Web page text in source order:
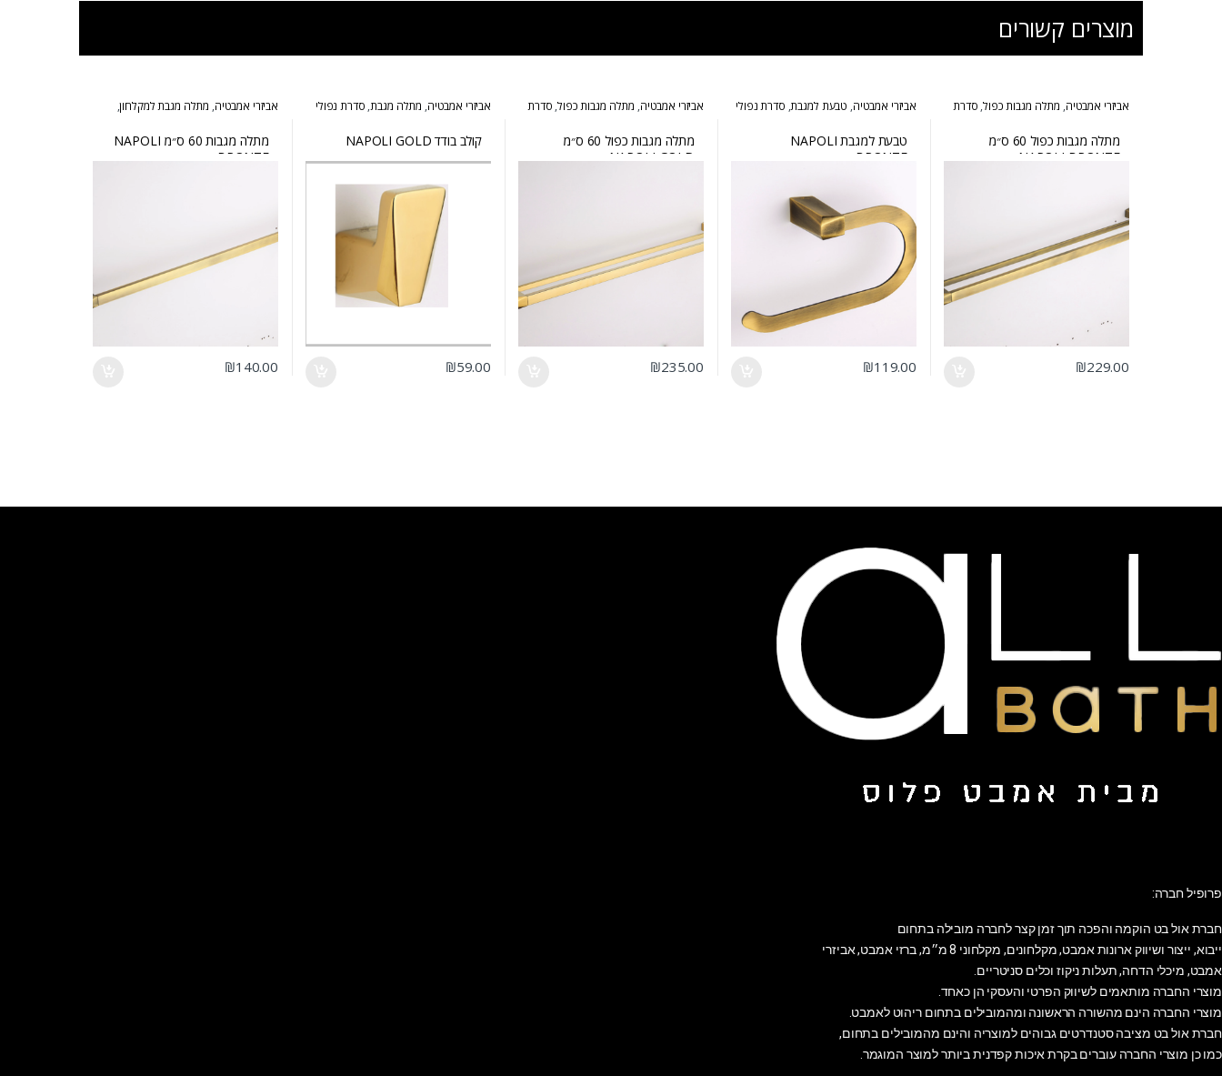
מוצרים קשורים
אביזרי אמבטיה, מתלה מגבות כפול, סדרת
מתלה מגבות כפול 60 ס״מ
NAPOLI BRONZE
₪229.00
אביזרי אמבטיה, טבעת למגבת, סדרת נפולי
טבעת למגבת NAPOLI
BRONZE
₪119.00
אביזרי אמבטיה, מתלה מגבות כפול, סדרת
מתלה מגבות כפול 60 ס״מ
NAPOLI GOLD
₪235.00
אביזרי אמבטיה, מתלה מגבת, סדרת נפולי
קולב בודד NAPOLI GOLD
₪59.00
אביזרי אמבטיה, מתלה מגבת למקלחון,
סדרת נפולי ברונזה
מתלה מגבות 60 ס״מ NAPOLI
BRONZE
₪140.00
פרופיל חברה:
חברת אול בט הוקמה והפכה תוך זמן קצר לחברה מובילה בתחום
ייבוא, ייצור ושיווק ארונות אמבט, מקלחונים, מקלחוני 8 מ״מ, ברזי אמבט, אביזרי
אמבט, מיכלי הדחה, תעלות ניקוז וכלים סניטריים.
מוצרי החברה מותאמים לשיווק הפרטי והעסקי הן כאחד.
מוצרי החברה הינם מהשורה הראשונה ומהמובילים בתחום ריהוט לאמבט.
חברת אול בט מציבה סטנדרטים גבוהים למוצריה והינם מהמובילים בתחום,
כמו כן מוצרי החברה עוברים בקרת איכות קפדנית ביותר למוצר המוגמר.